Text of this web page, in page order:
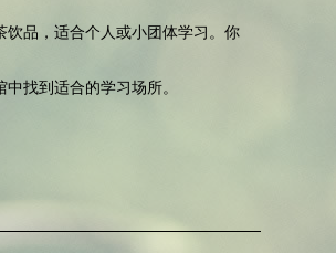
品，适合个人或小团体学习。你
找到适合的学习场所。